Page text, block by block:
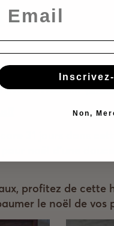
de son nez. Nous
INCROYABLE!!! (
31 jours dans
noël d’une
profitez de
le noël de vos
Non,